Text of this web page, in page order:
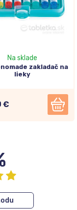
Na sklade
zakladač na
lieky
€